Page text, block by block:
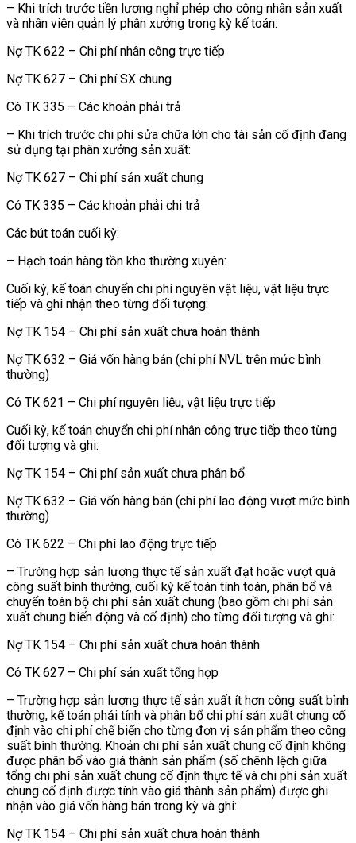
– Khi trích trước tiền lương nghỉ phép cho công nhân sản xuất
và nhân viên quản lý phân xưởng trong kỳ kế toán:
Nợ TK 622 – Chi phí nhân công trực tiếp
Nợ TK 627 – Chi phí SX chung
Có TK 335 – Các khoản phải trả
– Khi trích trước chi phí sửa chữa lớn cho tài sản cố định đang
sử dụng tại phân xưởng sản xuất:
Nợ TK 627 – Chi phí sản xuất chung
Có TK 335 – Các khoản phải chi trả
Các bút toán cuối kỳ:
– Hạch toán hàng tồn kho thường xuyên:
Cuối kỳ, kế toán chuyển chi phí nguyên vật liệu, vật liệu trực
tiếp và ghi nhận theo từng đối tượng:
Nợ TK 154 – Chi phí sản xuất chưa hoàn thành
Nợ TK 632 – Giá vốn hàng bán (chi phí NVL trên mức bình
thường)
Có TK 621 – Chi phí nguyên liệu, vật liệu trực tiếp
Cuối kỳ, kế toán chuyển chi phí nhân công trực tiếp theo từng
đối tượng và ghi:
Nợ TK 154 – Chi phí sản xuất chưa phân bổ
Nợ TK 632 – Giá vốn hàng bán (chi phí lao động vượt mức bình
thường)
Có TK 622 – Chi phí lao động trực tiếp
– Trường hợp sản lượng thực tế sản xuất đạt hoặc vượt quá
công suất bình thường, cuối kỳ kế toán tính toán, phân bổ và
chuyển toàn bộ chi phí sản xuất chung (bao gồm chi phí sản
xuất chung biến động và cố định) cho từng đối tượng và ghi:
Nợ TK 154 – Chi phí sản xuất chưa hoàn thành
Có TK 627 – Chi phí sản xuất tổng hợp
– Trường hợp sản lượng thực tế sản xuất ít hơn công suất bình
thường, kế toán phải tính và phân bổ chi phí sản xuất chung cố
định vào chi phí chế biến cho từng đơn vị sản phẩm theo công
suất bình thường. Khoản chi phí sản xuất chung cố định không
được phân bổ vào giá thành sản phẩm (số chênh lệch giữa
tổng chi phí sản xuất chung cố định thực tế và chi phí sản xuất
chung cố định được tính vào giá thành sản phẩm) được ghi
nhận vào giá vốn hàng bán trong kỳ và ghi:
Nợ TK 154 – Chi phí sản xuất chưa hoàn thành